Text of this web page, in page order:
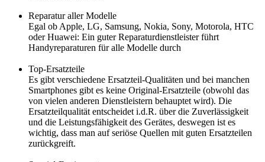
Reparatur aller Modelle
Egal ob Apple, LG, Samsung, Nokia, Sony, Motorola, HTC
oder Huawei: Ein guter Reparaturdienstleister führt
Handyreparaturen für alle Modelle durch
Top-Ersatzteile
Es gibt verschiedene Ersatzteil-Qualitäten und bei manchen
Smartphones gibt es keine Original-Ersatzteile (obwohl das
von vielen anderen Dienstleistern behauptet wird). Die
Ersatzteilqualität entscheidet i.d.R. über die Zuverlässigkeit
und die Leistungsfähigkeit des Gerätes, deswegen ist es
wichtig, dass man auf seriöse Quellen mit guten Ersatzteilen
zurückgreift.